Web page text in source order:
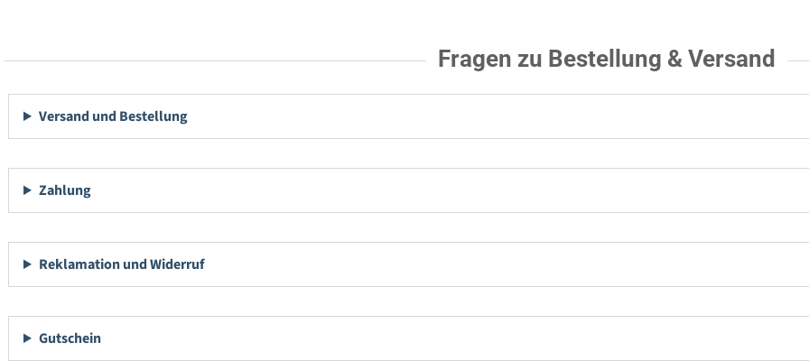
Fragen zu Bestellung & Versand
Versand und Bestellung
Zahlung
Reklamation und Widerruf
Gutschein